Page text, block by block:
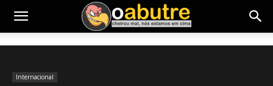
Internacional